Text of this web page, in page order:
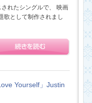
れたシングルで、 映画
歌として制作されまし
Yourself」Justin